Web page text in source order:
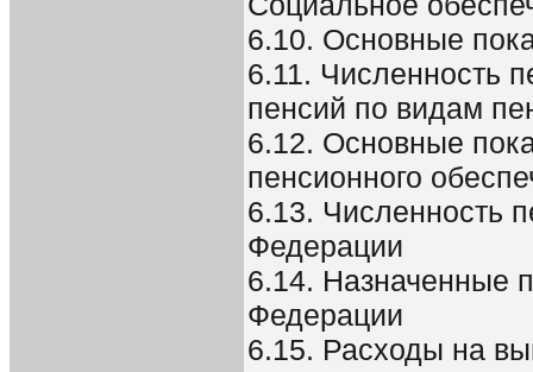
6.10. Основные
6.11. Численность
пенсий по видам
6.12. Основные
пенсионного
6.13. Численность
Федерации
6.14. Назначенные
Федерации
6.15. Расходы на